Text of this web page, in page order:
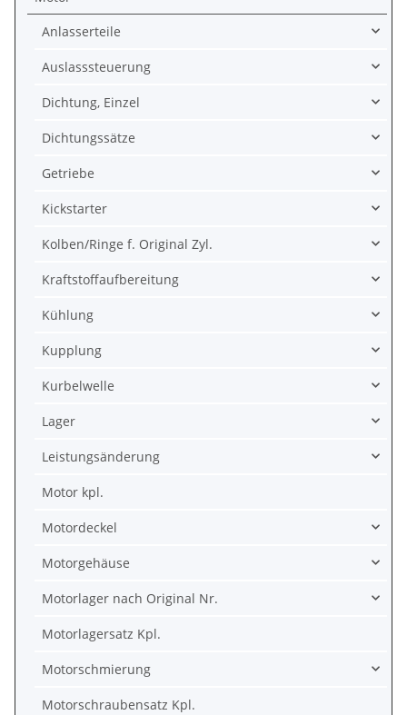
Anlasserteile
Auslasssteuerung
Dichtung, Einzel
Dichtungssätze
Getriebe
Kickstarter
Kolben/Ringe f. Original Zyl.
Kraftstoffaufbereitung
Kühlung
Kupplung
Kurbelwelle
Lager
Leistungsänderung
Motor kpl.
Motordeckel
Motorgehäuse
Motorlager nach Original Nr.
Motorlagersatz Kpl.
Motorschmierung
Motorschraubensatz Kpl.